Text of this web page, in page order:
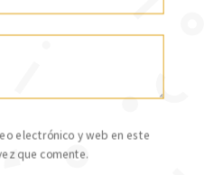
electrónico y web en este
que comente.